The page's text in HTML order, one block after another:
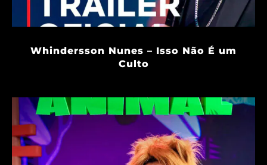
Whindersson Nunes – Isso Não É um
Culto